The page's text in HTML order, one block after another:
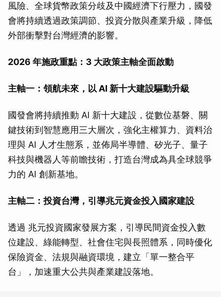
風險、全球貨幣政策分歧及中國經濟下行壓力，國發
會將持續透過政策調節、投資分散與產業升級，降低
外部衝擊對台灣經濟的影響。
2026 年施政重點：3 大政策主軸全面啟動
主軸一：領航未來，以 AI 新十大建設驅動升級
國發會將持續推動 AI 新十大建設，從數位基磐、關
鍵技術到智慧應用三大層次，強化主權算力、資料治
理與 AI 人才生態系，並佈局半導體、矽光子、量子
科技與機器人等前瞻技術，打造台灣成為具全球競爭
力的 AI 創新基地。
主軸二：投資台灣，引導兆元資金投入國家建設
透過 兆元投資國家發展方案，引導民間資金投入數
位建設、綠能轉型、社會住宅與長照體系，同時優化
保險資金、法規與融資環境，建立「單一整合平
台」，加速重大公共與產業建設落地。